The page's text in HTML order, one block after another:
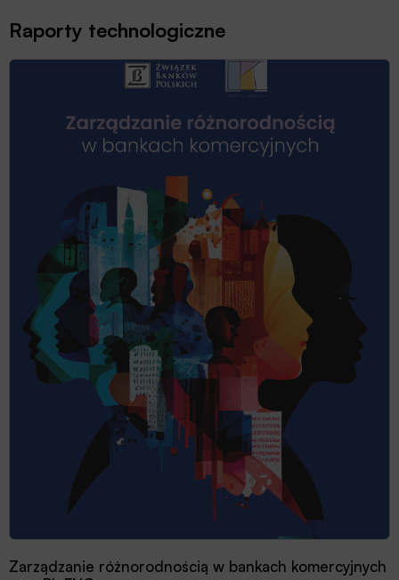
Raporty technologiczne
Zarządzanie różnorodnością w bankach komercyjnych